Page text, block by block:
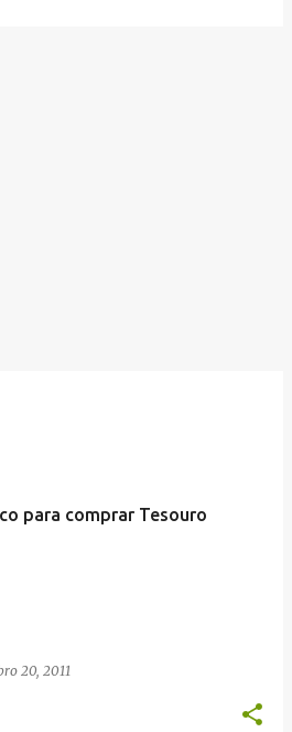
para comprar Tesouro
20, 2011